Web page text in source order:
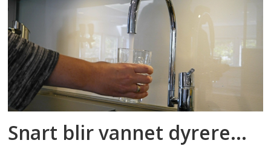
Snart blir vannet dyrere...